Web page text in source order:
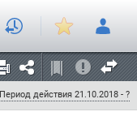
Период действия 21.10.2018 - ?
N 25,